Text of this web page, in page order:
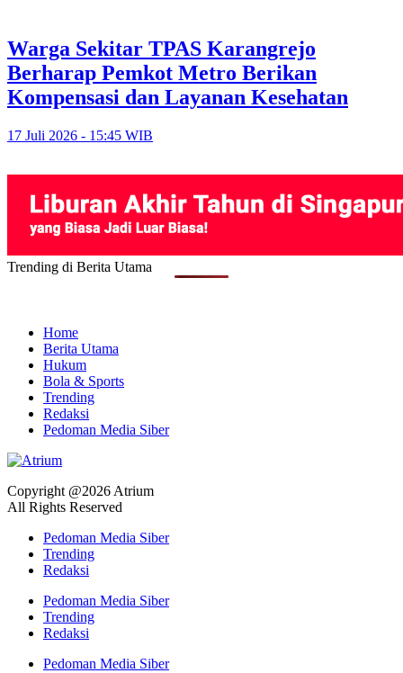
Warga Sekitar TPAS Karangrejo
Berharap Pemkot Metro Berikan
Kompensasi dan Layanan Kesehatan
17 Juli 2026 - 15:45 WIB
Trending di Berita Utama
Home
Berita Utama
Hukum
Bola & Sports
Trending
Redaksi
Pedoman Media Siber
Copyright @2026 Atrium
All Rights Reserved
Pedoman Media Siber
Trending
Redaksi
Pedoman Media Siber
Trending
Redaksi
Pedoman Media Siber